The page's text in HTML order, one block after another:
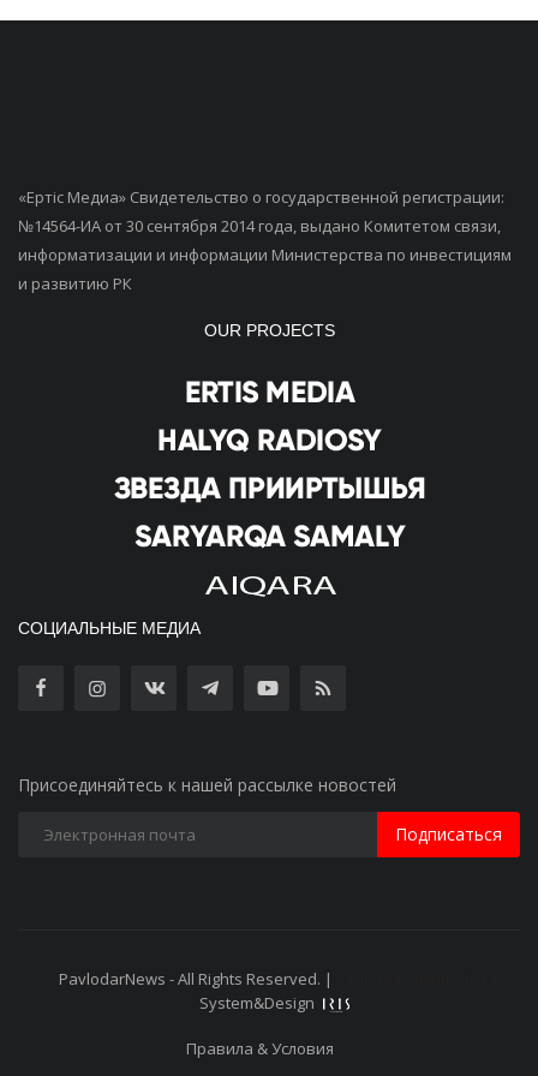
«Ертiс Медиа» Свидетельство о государственной регистрации:
№14564-ИА от 30 сентября 2014 года, выдано Комитетом связи,
информатизации и информации Министерства по инвестициям
и развитию РК
OUR PROJECTS
СОЦИАЛЬНЫЕ МЕДИА
Присоединяйтесь к нашей рассылке новостей
Подписаться
PavlodarNews - All Rights Reserved. |
System&Design
Правила & Условия